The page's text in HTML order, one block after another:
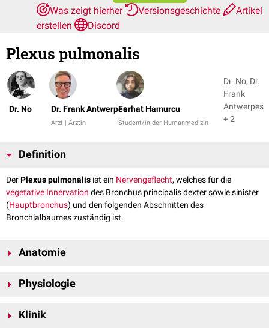
Was zeigt hierher
Versionsgeschichte
Artikel
erstellen
Discord
Plexus pulmonalis
Dr. No Dr. Frank Antwerpes
Arzt | Ärztin
Ferhat Hamurcu
Student/in der Humanmedizin
Dr. No, Dr.
Frank
Antwerpes
+ 2
Definition
DerPlexus pulmonalis ist ein Nervengeflecht, welches für die
vegetative Innervation des Bronchus principalis dexter sowie sinister
(Hauptbronchus) und den folgenden Abschnitten des
Bronchialbaumes zuständig ist.
Anatomie
denparasympathischen
densympathischen
Physiologie
Atmung. Die efferenten,
Klinik